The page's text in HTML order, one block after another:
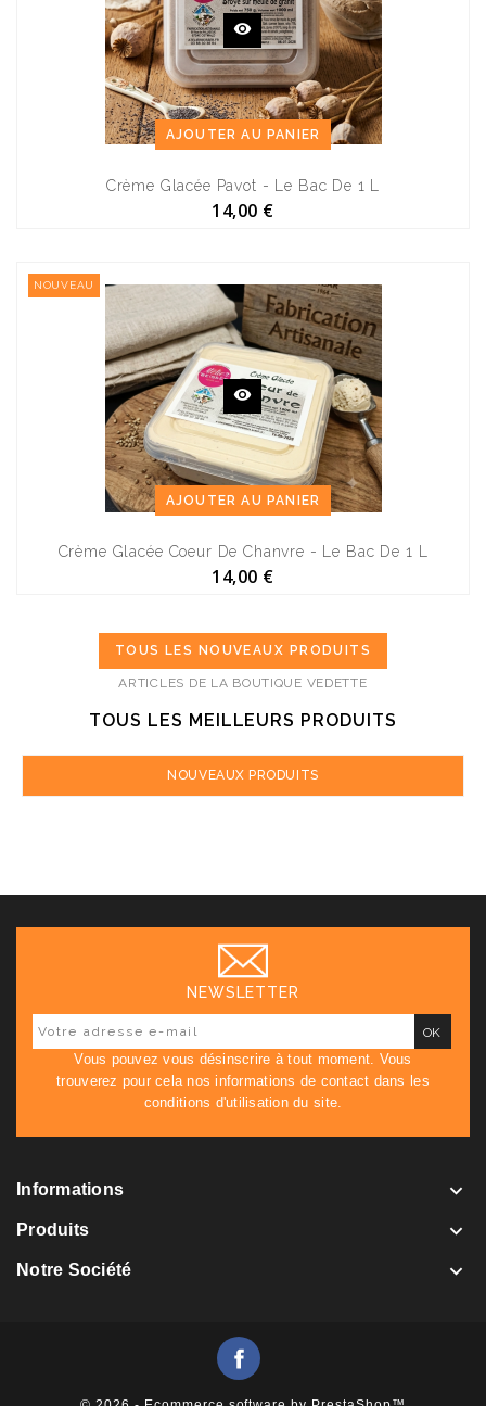
AJOUTER AU PANIER
Crème Glacée Pavot - Le Bac De 1 L
14,00 €
NOUVEAU
AJOUTER AU PANIER
Crème Glacée Coeur De Chanvre - Le Bac De 1 L
14,00 €
TOUS LES NOUVEAUX PRODUITS
ARTICLES DE LA BOUTIQUE VEDETTE
TOUS LES MEILLEURS PRODUITS
NOUVEAUX PRODUITS
NEWSLETTER
Vous pouvez vous désinscrire à tout moment. Vous
trouverez pour cela nos informations de contact dans les
conditions d'utilisation du site.
Informations 
Produits 
Notre Société 